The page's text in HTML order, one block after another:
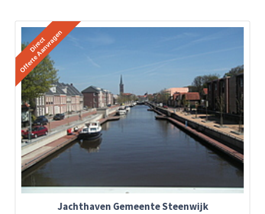
Jachthaven Gemeente Steenwijk